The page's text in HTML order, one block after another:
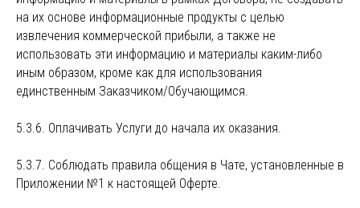
на их основе информационные продукты с целью
извлечения коммерческой прибыли, а также не
использовать эти информацию и материалы каким-либо
иным образом, кроме как для использования
единственным Заказчиком/Обучающимся.
5.3.6. Оплачивать Услуги до начала их оказания.
5.3.7. Соблюдать правила общения в Чате, установленные в
Приложении №1 к настоящей Оферте.